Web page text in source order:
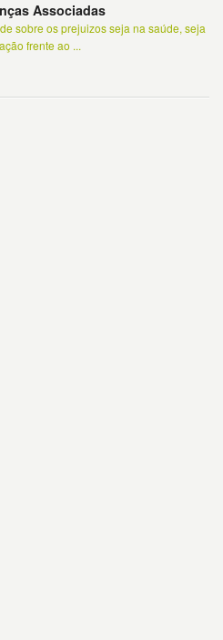
Associadas
sobre os prejuizos seja na saúde, seja
frente ao ...